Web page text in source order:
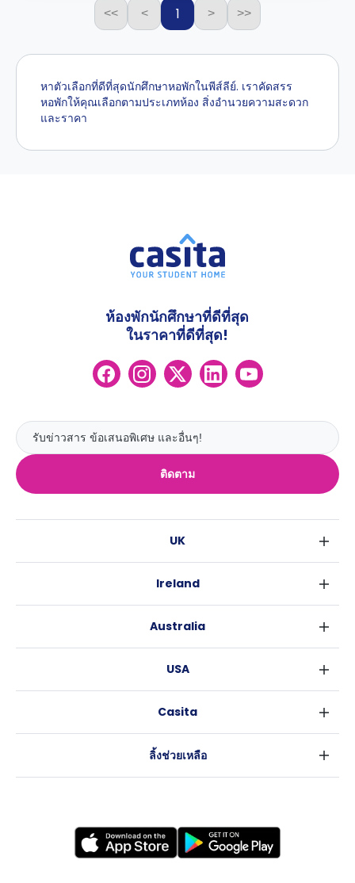
<< < 1 > >>
หาตัวเลือกที่ดีที่สุดนักศึกษาหอพักในพีส์ลีย์. เราคัดสรร
หอพักให้คุณเลือกตามประเภทห้อง สิ่งอำนวยความสะดวก
และราคา
ติดตาม
ห้องพักนักศึกษาที่ดีที่สุด
ในราคาที่ดีที่สุด!
UK
กลาสโกว
เอดินเบอระ
ลีดส์
บริสโทล
คาร์ดิฟ
แบรดฟอร์ด
นิวแคสเซิล
Ireland
Australia
บริสเบน
อะเดลายด์
USA
แอตแลนตา
Casita
ลิ้งช่วยเหลือ